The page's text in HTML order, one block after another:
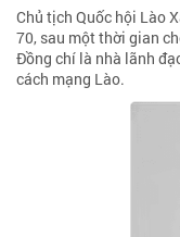
Chủ tịch Quốc hội Lào
70, sau một thời gian
Đồng chí là nhà lãnh
cách mạng Lào.